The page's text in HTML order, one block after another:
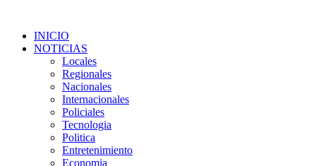
INICIO
NOTICIAS
Locales
Regionales
Nacionales
Internacionales
Policiales
Tecnologia
Politica
Entretenimiento
Economia